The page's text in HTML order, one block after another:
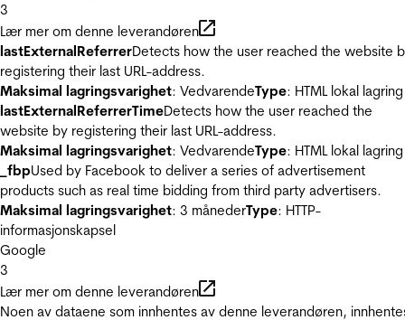
3
Lær mer om denne leverandøren
lastExternalReferrerDetects how the user reached the website
registering their last URL-address.
Maksimal lagringsvarighet: VedvarendeType: HTML lokal lagring
lastExternalReferrerTimeDetects how the user reached the
website by registering their last URL-address.
Maksimal lagringsvarighet: VedvarendeType: HTML lokal lagring
_fbpUsed by Facebook to deliver a series of advertisement
products such as real time bidding from third party advertisers.
Maksimal lagringsvarighet: 3 månederType: HTTP-
informasjonskapsel
Google
3
Lær mer om denne leverandøren
Noen av dataene som innhentes av denne leverandøren,